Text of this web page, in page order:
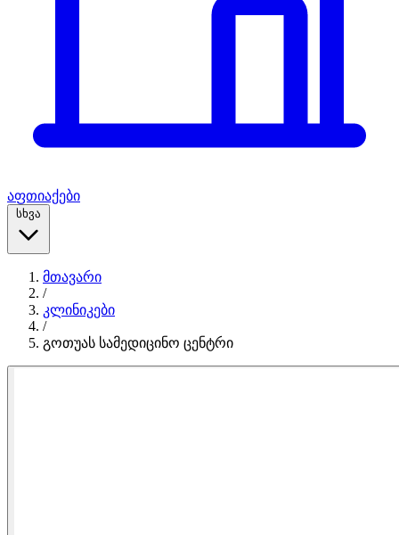
აფთიაქები
სხვა
მთავარი
/
კლინიკები
/
გოთუას სამედიცინო ცენტრი